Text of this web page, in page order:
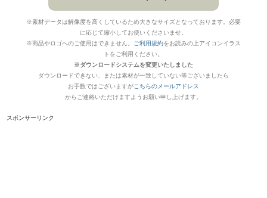
※素材データは解像度を高くしているため大きなサイズとなっております。必要
に応じて縮小してお使いくださいませ。
※商品やロゴへのご使用はできません。
ご利用規約をお読みの上アイコンイラス
トをご利用ください。
※ダウンロードシステムを変更いたしました
ダウンロードできない、または素材が一致していない等ございましたら
お手数ではございますがこちらのメールアドレス
からご連絡いただけますようお願い申し上げます。
スポンサーリンク